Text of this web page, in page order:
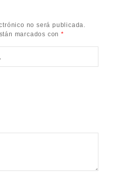
no será publicada.
marcados con *